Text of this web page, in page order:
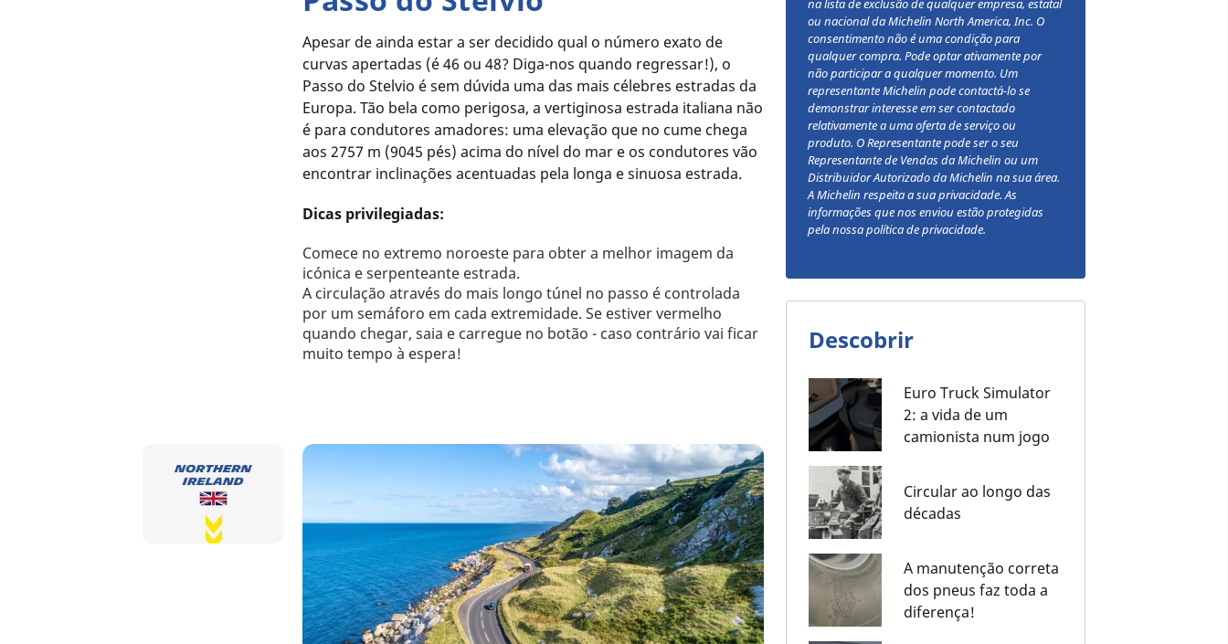
Apesar de ainda estar a ser decidido qual o número exato de
curvas apertadas (é 46 ou 48? Diga-nos quando regressar!), o
Passo do Stelvio é sem dúvida uma das mais célebres estradas da
Europa. Tão bela como perigosa, a vertiginosa estrada italiana não
é para condutores amadores: uma elevação que no cume chega
aos 2757 m (9045 pés) acima do nível do mar e os condutores vão
encontrar inclinações acentuadas pela longa e sinuosa estrada.
Dicas privilegiadas:
Comece no extremo noroeste para obter a melhor imagem da
icónica e serpenteante estrada.
A circulação através do mais longo túnel no passo é controlada
por um semáforo em cada extremidade. Se estiver vermelho
quando chegar, saia e carregue no botão - caso contrário vai ficar
muito tempo à espera!
na lista de exclusão de qualquer empresa, estatal
ou nacional da Michelin North America, Inc. O
consentimento não é uma condição para
qualquer compra. Pode optar ativamente por
não participar a qualquer momento. Um
representante Michelin pode contactá-lo se
demonstrar interesse em ser contactado
relativamente a uma oferta de serviço ou
produto. O Representante pode ser o seu
Representante de Vendas da Michelin ou um
Distribuidor Autorizado da Michelin na sua área.
A Michelin respeita a sua privacidade. As
informações que nos enviou estão protegidas
pela nossa política de privacidade.
Descobrir
Euro Truck Simulator
2: a vida de um
camionista num jogo
Circular ao longo das
décadas
A manutenção correta
dos pneus faz toda a
diferença!